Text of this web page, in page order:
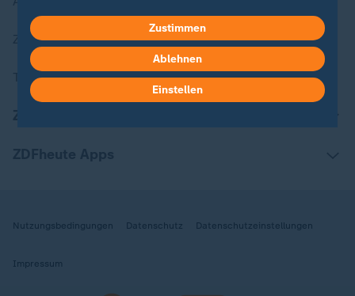
ZDFheute Stories
Themen im Überblick
Nutzungsbedingungen Datenschutz Datenschutzeinstellungen
Impressum
Zustimmen
Ablehnen
Einstellen